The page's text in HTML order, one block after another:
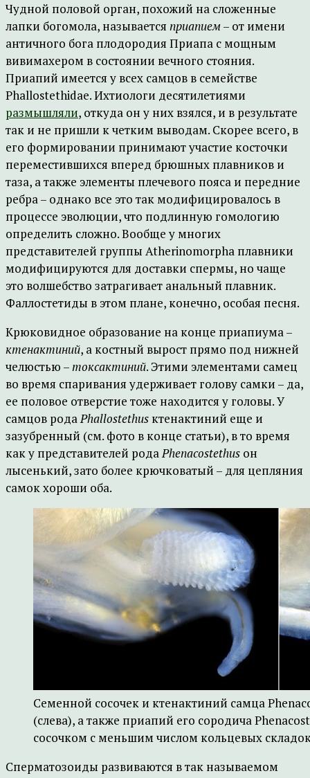
Чудной половой орган, похожий на сложенные
лапки богомола, называется приапием– от имени
античного бога плодородия Приапа с мощным
вивимахером в состоянии вечного стояния.
Приапий имеется у всех самцов в семействе
Phallostethidae. Ихтиологи десятилетиями
размышляли, откуда он у них взялся, и в результате
так и не пришли к четким выводам. Скорее всего, в
его формировании принимают участие косточки
переместившихся вперед брюшных плавников и
таза, а также элементы плечевого пояса и передние
ребра – однако все это так модифицировалось в
процессе эволюции, что подлинную гомологию
определить сложно. Вообще у многих
представителей группы Atherinomorpha плавники
модифицируются для доставки спермы, но чаще
это волшебство затрагивает анальный плавник.
Фаллостетиды в этом плане, конечно, особая песня.
Крюковидное образование на конце приапиума –
ктенактиний, а костный вырост прямо под нижней
челюстью –токсактиний. Этими элементами самец
во время спаривания удерживает голову самки – да,
ее половое отверстие тоже находится у головы. У
самцов родаPhallostethus ктенактиний еще и
зазубренный (см. фото в конце статьи), в то время
как у представителей родаPhenacostethus он
лысенький, зато более крючковатый – для цепляния
самок хороши оба.
Семенной сосочек и ктенактиний самца
(слева), а также приапий его сородича
сосочком с меньшим числом кольцевых
Сперматозоиды развиваются в так называемом